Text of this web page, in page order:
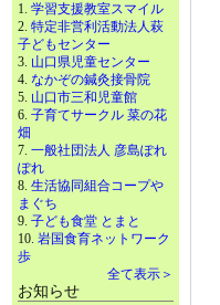
1. 学習支援教室スマイル
2. 特定非営利活動法人萩
子どもセンター
3. 山口県児童センター
4. なかぞの鍼灸接骨院
5. 山口市三和児童館
6. 子育てサークル 菜の花
畑
7. 一般社団法人 彦島ぽれ
ぽれ
8. 生活協同組合コープや
まぐち
9. 子ども食堂 とまと
10. 岩国食育ネットワーク
歩
全て表示＞
お知らせ